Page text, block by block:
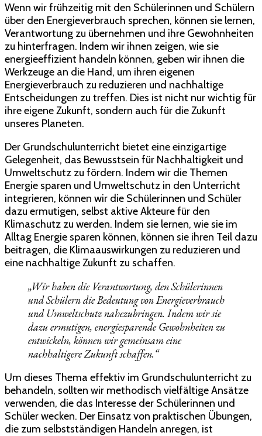
Wenn wir frühzeitig mit den Schülerinnen und Schülern
über den Energieverbrauch sprechen, können sie lernen,
Verantwortung zu übernehmen und ihre Gewohnheiten
zu hinterfragen. Indem wir ihnen zeigen, wie sie
energieeffizient handeln können, geben wir ihnen die
Werkzeuge an die Hand, um ihren eigenen
Energieverbrauch zu reduzieren und nachhaltige
Entscheidungen zu treffen. Dies ist nicht nur wichtig für
ihre eigene Zukunft, sondern auch für die Zukunft
unseres Planeten.
Der Grundschulunterricht bietet eine einzigartige
Gelegenheit, das Bewusstsein für Nachhaltigkeit und
Umweltschutz zu fördern. Indem wir die Themen
Energie sparen und Umweltschutz in den Unterricht
integrieren, können wir die Schülerinnen und Schüler
dazu ermutigen, selbst aktive Akteure für den
Klimaschutz zu werden. Indem sie lernen, wie sie im
Alltag Energie sparen können, können sie ihren Teil dazu
beitragen, die Klimaauswirkungen zu reduzieren und
eine nachhaltige Zukunft zu schaffen.
„Wir haben die Verantwortung, den Schülerinnen
und Schülern die Bedeutung von Energieverbrauch
und Umweltschutz nahezubringen. Indem wir sie
dazu ermutigen, energiesparende Gewohnheiten zu
entwickeln, können wir gemeinsam eine
nachhaltigere Zukunft schaffen.“
Um dieses Thema effektiv im Grundschulunterricht zu
behandeln, sollten wir methodisch vielfältige Ansätze
verwenden, die das Interesse der Schülerinnen und
Schüler wecken. Der Einsatz von praktischen Übungen,
die zum selbstständigen Handeln anregen, ist